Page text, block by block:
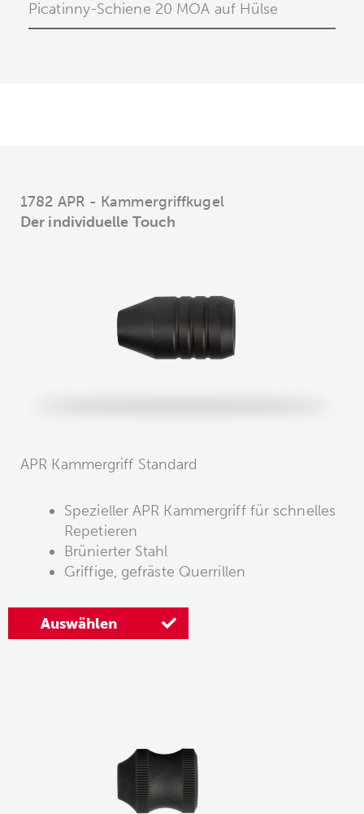
Picatinny-Schiene 20 MOA auf Hülse
1782 APR - Kammergriffkugel
Der individuelle Touch
APR Kammergriff Standard
Spezieller APR Kammergriff für schnelles
Repetieren
Brünierter Stahl
Griffige, gefräste Querrillen
Auswählen